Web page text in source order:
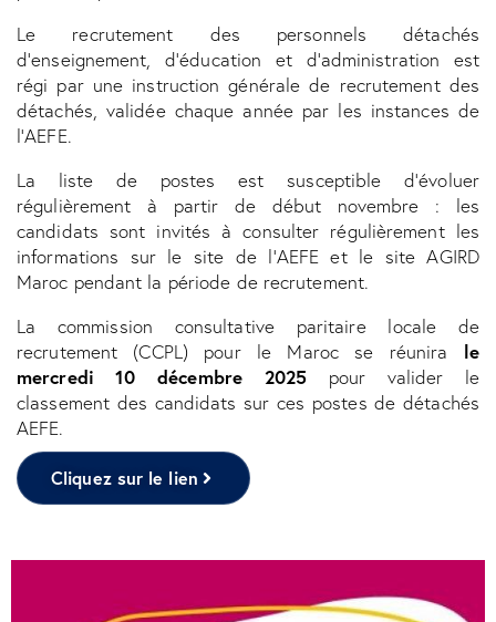
Le recrutement des personnels détachés
d’enseignement, d’éducation et d’administration est
régi par une instruction générale de recrutement des
détachés, validée chaque année par les instances de
l’AEFE.
La liste de postes est susceptible d’évoluer
régulièrement à partir de début novembre : les
candidats sont invités à consulter régulièrement les
informations sur le site de l'AEFE et le site AGIRD
Maroc pendant la période de recrutement.
La commission consultative paritaire locale de
recrutement (CCPL) pour le Maroc se réunira le
mercredi 10 décembre 2025
pour valider le
classement des candidats sur ces postes de détachés
AEFE.
Cliquez sur le lien